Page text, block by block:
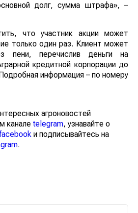
долг, сумма штрафа», –
что участник акции может
только один раз. Клиент может
пени, перечислив деньги на
кредитной корпорации до
информация – по номеру
агроновостей
канале telegram, узнавайте о
и подписывайтесь на
.